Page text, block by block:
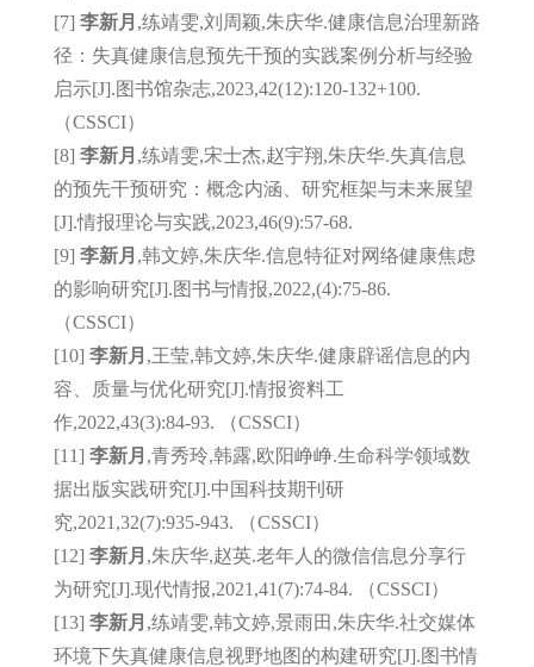
[7] 李新月 ,练靖雯,刘周颖,朱庆华.健康信息治理新路
径：失真健康信息预先干预的实践案例分析与经验
启示[J].图书馆杂志,2023,42(12):120-132+100.
（CSSCI）
[8] 李新月 ,练靖雯,宋士杰,赵宇翔,朱庆华.失真信息
的预先干预研究：概念内涵、研究框架与未来展望
[J].情报理论与实践,2023,46(9):57-68.
[9] 李新月 ,韩文婷,朱庆华.信息特征对网络健康焦虑
的影响研究[J].图书与情报,2022,(4):75-86.
（CSSCI）
[10] 李新月 ,王莹,韩文婷,朱庆华.健康辟谣信息的内
容、质量与优化研究[J].情报资料工
作,2022,43(3):84-93. （CSSCI）
[11] 李新月 ,青秀玲,韩露,欧阳峥峥.生命科学领域数
据出版实践研究[J].中国科技期刊研
究,2021,32(7):935-943. （CSSCI）
[12] 李新月 ,朱庆华,赵英.老年人的微信信息分享行
为研究[J].现代情报,2021,41(7):74-84. （CSSCI）
[13] 李新月 ,练靖雯,韩文婷,景雨田,朱庆华.社交媒体
环境下失真健康信息视野地图的构建研究[J].图书情